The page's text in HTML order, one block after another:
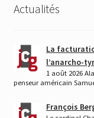
Actualités
La
l’anarcho-
1 août 2026
penseur américain
François